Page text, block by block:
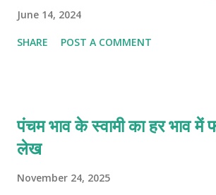
June 14, 2024
SHARE POST A COMMENT
पंचम भाव के स्वामी का हर भाव
लेख
November 24, 2025